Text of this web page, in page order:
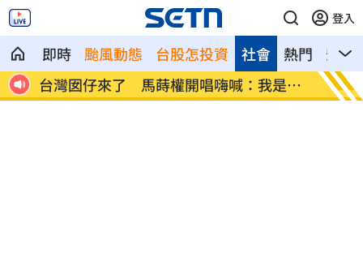
登入
即時 颱風動態 台股怎投資 熱門 影音
社會
驚傳駭客猛攻華爾街 多家受害者已吐贖
金
公推